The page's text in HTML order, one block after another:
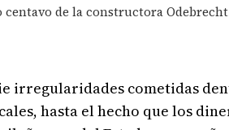
de la constructora
irregularidades cometidas
hasta el hecho que los